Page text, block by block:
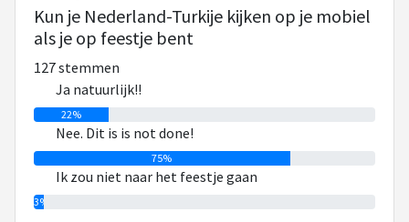
Ik als sportliefhebber heb dus al maanden van te voren de
mogelijke speeldata in mijn agenda staan. En elk feestje,
(als leerkracht verplicht aanwezig zijn op de) musicalavond
op school of gepland etentje krijgt van mij een 'is goed, mits
Nederland niet speelt' als antwoord.
kwartfinale tegen Turkije en je zal maar als gast op een
bruilof of ander feestje zitten. Hoe denk jij hierover? Kun je
het maken om voetbal te kijken?
Kun je Nederland-Turkije kijken op je mobiel
als je op feestje bent
127 stemmen
Ja natuurlijk!!
22%
Nee. Dit is is not done!
75%
Ik zou niet naar het feestje gaan
3%